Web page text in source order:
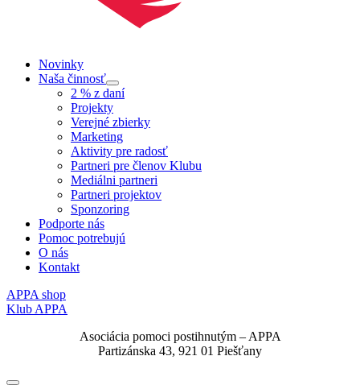
Novinky
Naša činnosť
Submenu
2 % z daní
Projekty
Verejné zbierky
Marketing
Aktivity pre radosť
Partneri pre členov Klubu
Mediálni partneri
Partneri projektov
Sponzoring
Podporte nás
Pomoc potrebujú
O nás
Kontakt
APPA shop
Klub APPA
Asociácia pomoci postihnutým – APPA
Partizánska 43, 921 01 Piešťany